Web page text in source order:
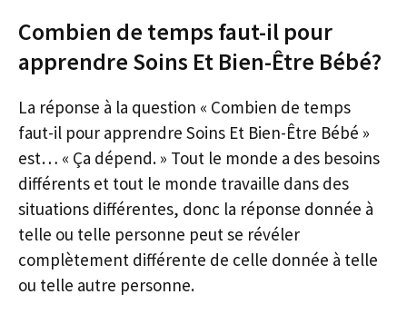
Combien de temps faut-il pour
apprendre Soins Et Bien-Être Bébé?
La réponse à la question « Combien de temps
faut-il pour apprendre Soins Et Bien-Être Bébé »
est… « Ça dépend. » Tout le monde a des besoins
différents et tout le monde travaille dans des
situations différentes, donc la réponse donnée à
telle ou telle personne peut se révéler
complètement différente de celle donnée à telle
ou telle autre personne.